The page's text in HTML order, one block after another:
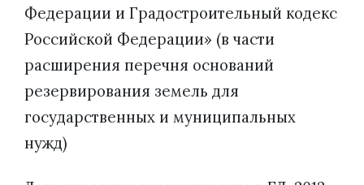
Федерации и Градостроительный кодекс
Российской Федерации» (в части
расширения перечня оснований
резервирования земель для
государственных и муниципальных
нужд)